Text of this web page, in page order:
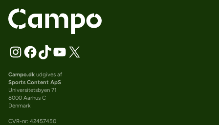
Campo.dkudgives af
Sports Content ApS
Universitetsbyen 71
8000 Aarhus C
Denmark
CVR-nr: 42457450